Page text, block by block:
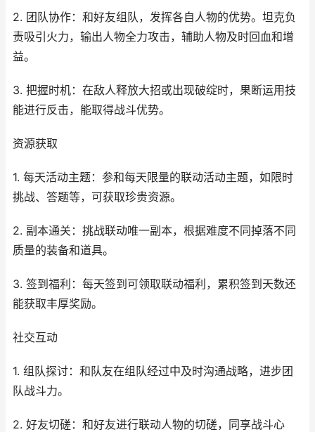
2. 团队协作：和好友组队，发挥各自人物的优势。坦克负
责吸引火力，输出人物全力攻击，辅助人物及时回血和增
益。
3. 把握时机：在敌人释放大招或出现破绽时，果断运用技
能进行反击，能取得战斗优势。
资源获取
1. 每天活动主题：参和每天限量的联动活动主题，如限时
挑战、答题等，可获取珍贵资源。
2. 副本通关：挑战联动唯一副本，根据难度不同掉落不同
质量的装备和道具。
3. 签到福利：每天签到可领取联动福利，累积签到天数还
能获取丰厚奖励。
社交互动
1. 组队探讨：和队友在组队经过中及时沟通战略，进步团
队战斗力。
2. 好友切磋：和好友进行联动人物的切磋，同享战斗心